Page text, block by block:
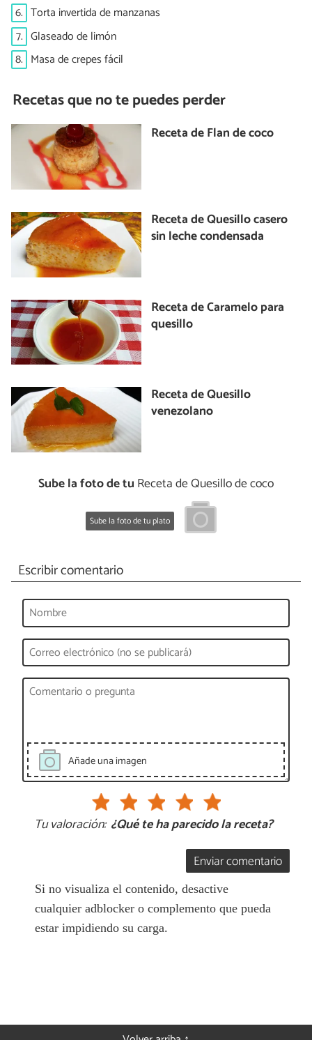
6. Torta invertida de manzanas
7. Glaseado de limón
8. Masa de crepes fácil
Recetas que no te puedes perder
Receta de Flan de coco
Receta de Quesillo casero
sin leche condensada
Receta de Caramelo para
quesillo
Receta de Quesillo
venezolano
Sube la foto de tu Receta de Quesillo de coco
Sube la foto de tu plato
Escribir comentario
Añade una imagen
Tu valoración: ¿Qué te ha parecido la receta?
Enviar comentario
Si no visualiza el contenido, desactive
cualquier adblocker o complemento que pueda
estar impidiendo su carga.